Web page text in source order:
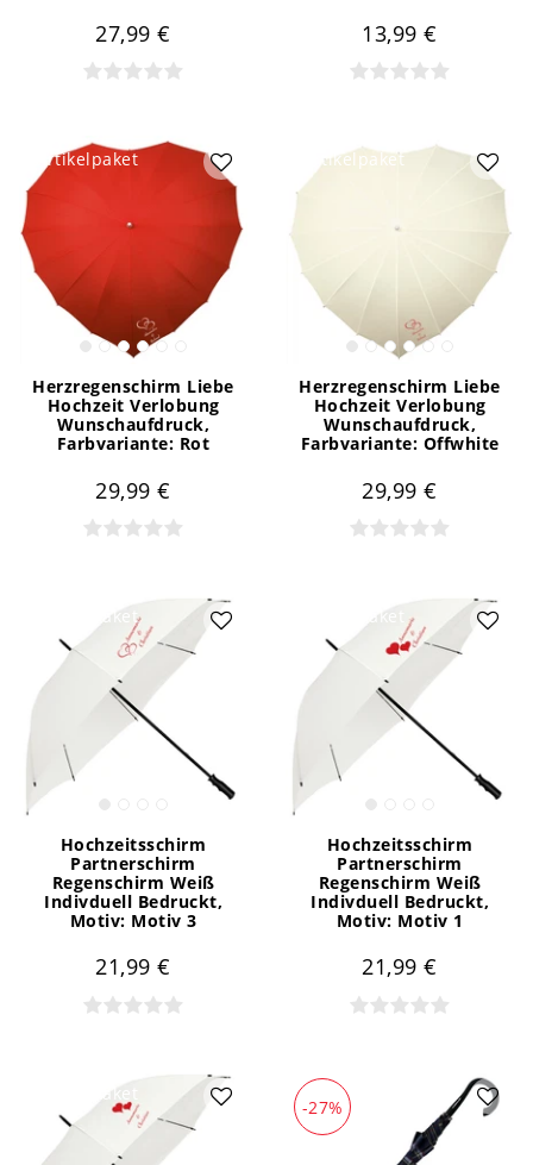
27,99 € 13,99 €
Artikelpaket
Herzregenschirm Liebe
Hochzeit Verlobung
Wunschaufdruck,
Farbvariante: Rot
29,99 €
Artikelpaket
Herzregenschirm Liebe
Hochzeit Verlobung
Wunschaufdruck,
Farbvariante: Offwhite
29,99 €
Artikelpaket
Hochzeitsschirm
Partnerschirm
Regenschirm Weiß
Indivduell Bedruckt,
Motiv: Motiv 3
21,99 €
Artikelpaket
Hochzeitsschirm
Partnerschirm
Regenschirm Weiß
Indivduell Bedruckt,
Motiv: Motiv 1
21,99 €
Artikelpaket
-27%